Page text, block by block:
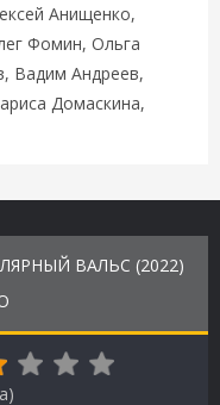
Анищенко,
Фомин, Ольга
Вадим Андреев,
Домаскина,
ВАЛЬС (2022)